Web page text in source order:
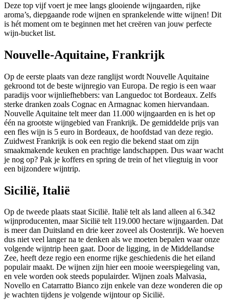
Deze top vijf voert je mee langs glooiende wijngaarden, rijke
aroma’s, diepgaande rode wijnen en sprankelende witte wijnen! Dit
is hét moment om te beginnen met het creëren van jouw perfecte
wijn-bucket list.
Nouvelle-Aquitaine, Frankrijk
Op de eerste plaats van deze ranglijst wordt Nouvelle Aquitaine
gekroond tot de beste wijnregio van Europa. De regio is een waar
paradijs voor wijnliefhebbers: van Languedoc tot Bordeaux. Zelfs
sterke dranken zoals Cognac en Armagnac komen hiervandaan.
Nouvelle Aquitaine telt meer dan 11.000 wijngaarden en is het op
één na grootste wijngebied van Frankrijk. De gemiddelde prijs van
een fles wijn is 5 euro in Bordeaux, de hoofdstad van deze regio.
Zuidwest Frankrijk is ook een regio die bekend staat om zijn
smaakmakende keuken en prachtige landschappen. Dus waar wacht
je nog op? Pak je koffers en spring de trein of het vliegtuig in voor
een bijzondere wijntrip.
Sicilië, Italië
Op de tweede plaats staat Sicilië. Italië telt als land alleen al 6.342
wijnproducenten, maar Sicilië telt 119.000 hectare wijngaarden. Dat
is meer dan Duitsland en drie keer zoveel als Oostenrijk. We hoeven
dus niet veel langer na te denken als we moeten bepalen waar onze
volgende wijntrip heen gaat. Door de ligging, in de Middellandse
Zee, heeft deze regio een enorme rijke geschiedenis die het eiland
populair maakt. De wijnen zijn hier een mooie weerspiegeling van,
en vele worden ook steeds populairder. Wijnen zoals Malvasia,
Novello en Catarratto Bianco zijn enkele van deze wonderen die op
je wachten tijdens je volgende wijntour op Sicilië.